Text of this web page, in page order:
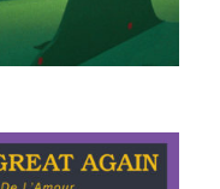
DE L’AMOUR